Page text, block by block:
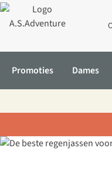
Promoties Dames